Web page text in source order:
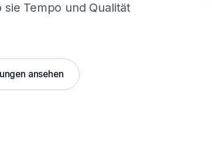
Tempo und Qualität
ansehen